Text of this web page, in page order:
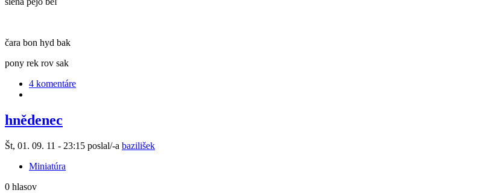
čara bon hyd bak
pony rek rov sak
4 komentáre
hnědenec
Št, 01. 09. 11 - 23:15 poslal/-a bazilišek
Miniatúra
0 hlasov